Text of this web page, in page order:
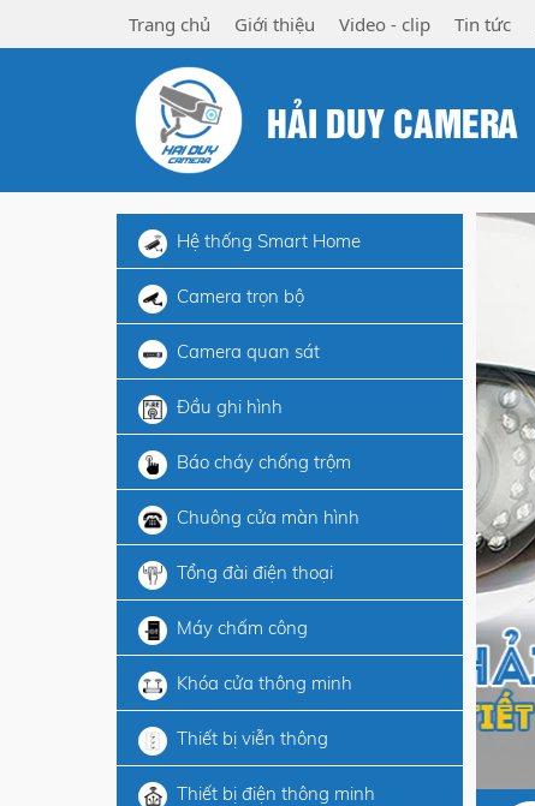
Trang chủ Giới thiệu Video - clip Tin tức
HẢI DUY CAMERA
Hệ thống Smart Home
Camera trọn bộ
Camera quan sát
Đầu ghi hình
Báo cháy chống trộm
Chuông cửa màn hình
Tổng đài điện thoại
Máy chấm công
Khóa cửa thông minh
Thiết bị viễn thông
Thiết bị điện thông minh